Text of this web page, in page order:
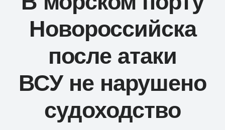
Новороссийска
после атаки
ВСУ не нарушено
судоходство